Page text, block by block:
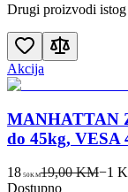
Drugi proizvodi istog
Akcija
MANHATTAN
do 45kg, VESA
18 50KM19,00 KM−1
Dostupno